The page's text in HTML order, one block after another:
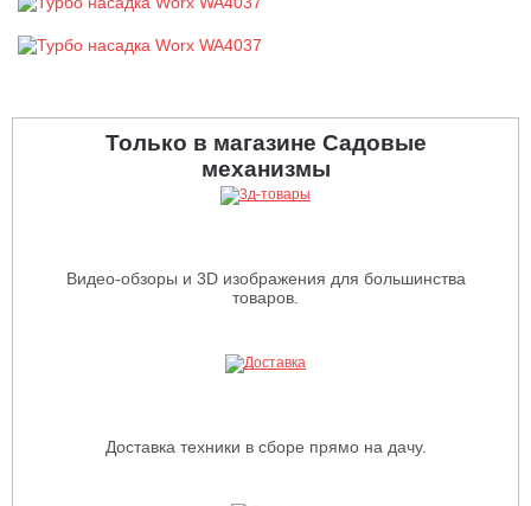
Только в магазине Садовые
механизмы
Видео-обзоры и 3D изображения для большинства
товаров.
Доставка техники в сборе прямо на дачу.